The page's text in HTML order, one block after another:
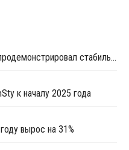
Рынок пенополистирола в США продемонстрировал стабильность и устойчивость в марте
к началу 2025 года
вырос на 31%